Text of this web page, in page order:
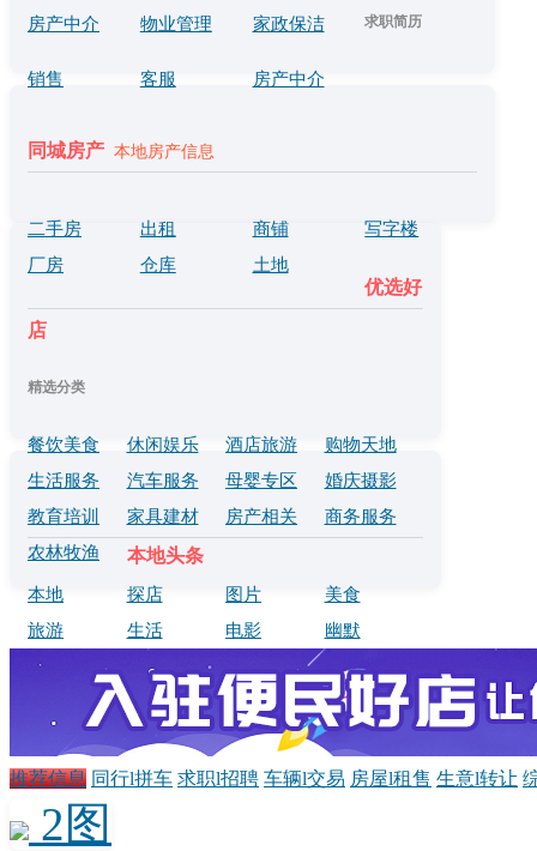
房产中介
物业管理 家政保洁 求职简历
销售 客服 房产中介
同城房产 本地房产信息
二手房 出租 商铺
写字楼
厂房
仓库 土地
优选好
店
精选分类
餐饮美食 休闲娱乐 酒店旅游
购物天地
生活服务
汽车服务 母婴专区
婚庆摄影
教育培训
家具建材 房产相关
商务服务
农林牧渔
本地头条
本地 探店 图片
美食
旅游
生活 电影 幽默
推荐信息 同行l拼车 求职l招聘 车辆l交易 房屋l租售 生意l转让
2图